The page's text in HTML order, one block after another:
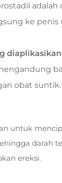
adalah
ke penis
obat suntik.
untuk
darah
ereksi.